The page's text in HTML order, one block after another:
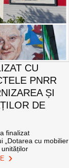
CU
PNRR
ȘI
DE
finalizat
„Dotarea cu mobilier